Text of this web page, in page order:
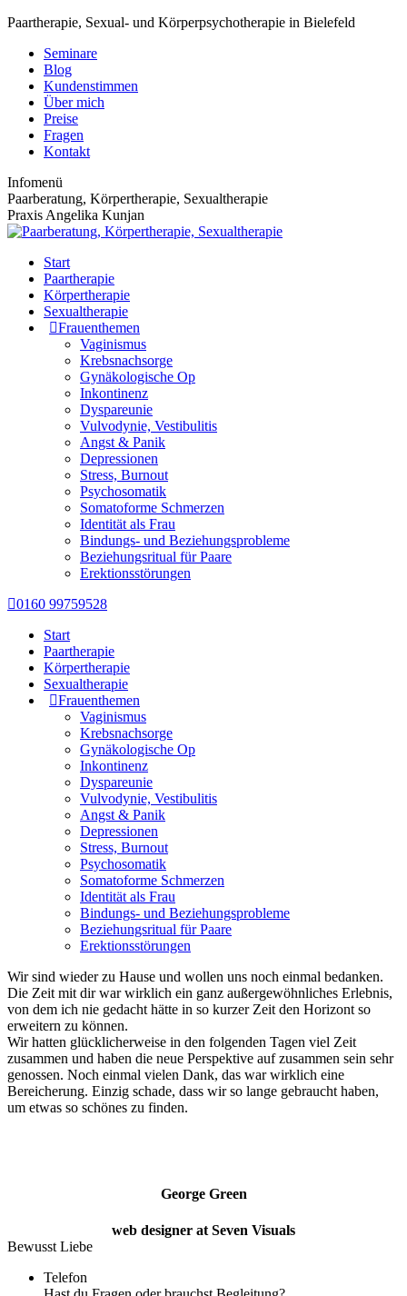
Zum
springen
Paartherapie, Sexual- und Körperpsychotherapie in Bielefeld
Seminare
Blog
Kundenstimmen
Über mich
Preise
Fragen
Kontakt
Infomenü
Paarberatung, Körpertherapie, Sexualtherapie
Praxis Angelika Kunjan
Start
Paartherapie
Körpertherapie
Sexualtherapie
Frauenthemen
Vaginismus
Krebsnachsorge
Gynäkologische Op
Inkontinenz
Dyspareunie
Vulvodynie, Vestibulitis
Angst & Panik
Depressionen
Stress, Burnout
Psychosomatik
Somatoforme Schmerzen
Identität als Frau
Bindungs- und Beziehungsprobleme
Beziehungsritual für Paare
Erektionsstörungen
0160 99759528
Start
Paartherapie
Körpertherapie
Sexualtherapie
Frauenthemen
Vaginismus
Krebsnachsorge
Gynäkologische Op
Inkontinenz
Dyspareunie
Vulvodynie, Vestibulitis
Angst & Panik
Depressionen
Stress, Burnout
Psychosomatik
Somatoforme Schmerzen
Identität als Frau
Bindungs- und Beziehungsprobleme
Beziehungsritual für Paare
Erektionsstörungen
Wir sind wieder zu Hause und wollen uns noch einmal bedanken.
Die Zeit mit dir war wirklich ein ganz außergewöhnliches Erlebnis,
von dem ich nie gedacht hätte in so kurzer Zeit den Horizont so
erweitern zu können.
Wir hatten glücklicherweise in den folgenden Tagen viel Zeit
zusammen und haben die neue Perspektive auf zusammen sein sehr
genossen. Noch einmal vielen Dank, das war wirklich eine
Bereicherung. Einzig schade, dass wir so lange gebraucht haben,
um etwas so schönes zu finden.
George Green
web designer at Seven Visuals
Bewusst Liebe
Telefon